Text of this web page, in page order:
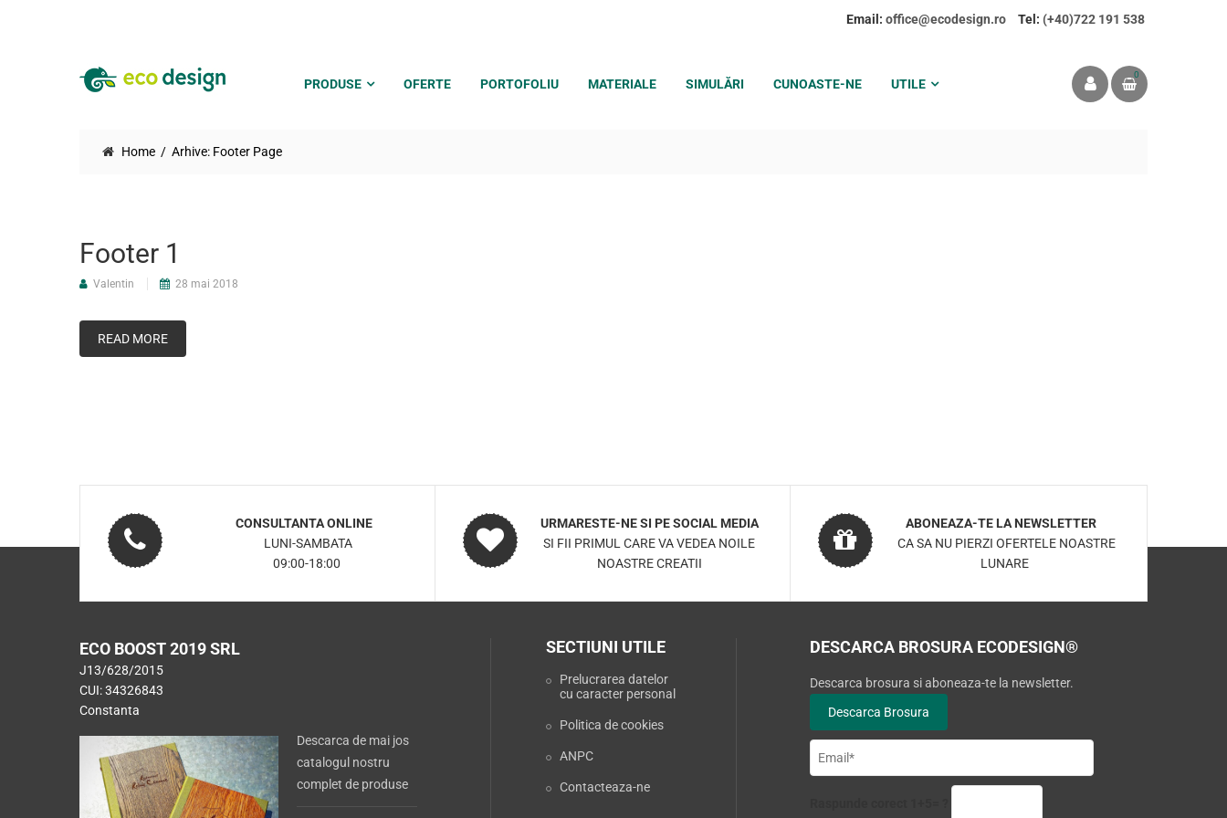
Email: office@ecodesign.ro Tel: (+40)722 191 538
PRODUSE OFERTE PORTOFOLIU MATERIALE SIMULĂRI CUNOASTE-NE UTILE
0
Home Arhive: Footer Page
Footer 1
Valentin 28 mai 2018
READ MORE
CONSULTANTA ONLINE
LUNI-SAMBATA
09:00-18:00
URMARESTE-NE SI PE SOCIAL MEDIA
SI FII PRIMUL CARE VA VEDEA NOILE
NOASTRE CREATII
ABONEAZA-TE LA NEWSLETTER
CA SA NU PIERZI OFERTELE NOASTRE
LUNARE
ECO BOOST 2019 SRL
J13/628/2015
CUI: 34326843
Constanta
Descarca de mai jos
catalogul nostru
complet de produse
SECTIUNI UTILE
Prelucrarea datelor
cu caracter personal
Politica de cookies
ANPC
Contacteaza-ne
DESCARCA BROSURA ECODESIGN®
Descarca brosura si aboneaza-te la newsletter.